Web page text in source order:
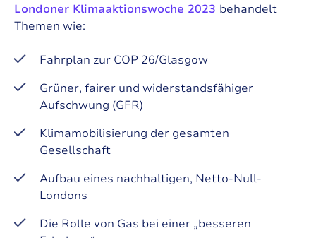
Londoner Klimaaktionswoche 2023 behandelt
Themen wie:
Fahrplan zur COP 26/Glasgow
Grüner, fairer und widerstandsfähiger
Aufschwung (GFR)
Klimamobilisierung der gesamten
Gesellschaft
Aufbau eines nachhaltigen, Netto-Null-
Londons
Die Rolle von Gas bei einer „besseren